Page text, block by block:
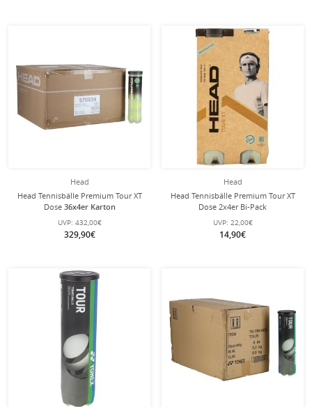
Head
Head Tennisbälle Premium Tour XT
Dose 36x4er Karton
UVP: 432,00€
329,90€
Head
Head Tennisbälle Premium Tour XT
Dose 2x4er Bi-Pack
UVP: 22,00€
14,90€